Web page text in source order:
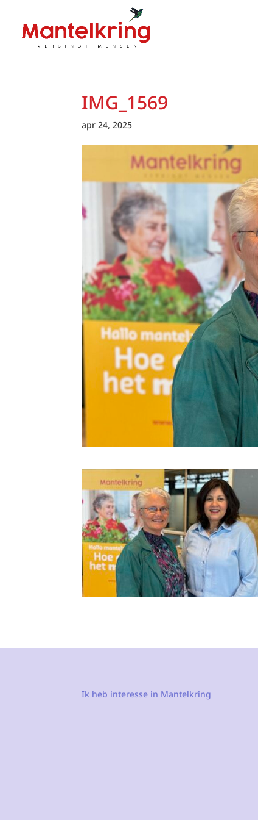
IMG_1569
apr 24, 2025
Ik heb interesse in Mantelkring